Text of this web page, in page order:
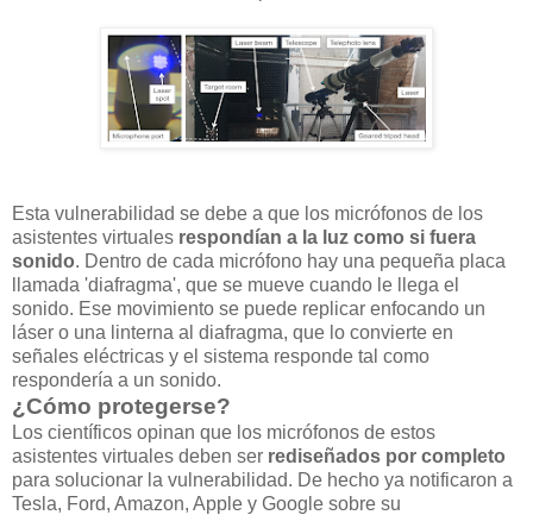
Esta vulnerabilidad se debe a que los micrófonos de los
asistentes virtuales respondían a la luz como si fuera
sonido. Dentro de cada micrófono hay una pequeña placa
llamada 'diafragma', que se mueve cuando le llega el
sonido. Ese movimiento se puede replicar enfocando un
láser o una linterna al diafragma, que lo convierte en
señales eléctricas y el sistema responde tal como
respondería a un sonido.
¿Cómo protegerse?
Los científicos opinan que los micrófonos de estos
asistentes virtuales deben ser rediseñados por completo
para solucionar la vulnerabilidad. De hecho ya notificaron a
Tesla, Ford, Amazon, Apple y Google sobre su